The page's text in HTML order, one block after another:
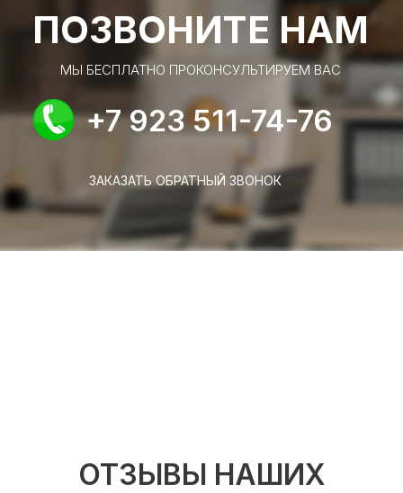
ПОЗВОНИТЕ НАМ
МЫ БЕСПЛАТНО ПРОКОНСУЛЬТИРУЕМ ВАС
+7 923 511-74-76
ЗАКАЗАТЬ ОБРАТНЫЙ ЗВОНОК
ОТЗЫВЫ НАШИХ